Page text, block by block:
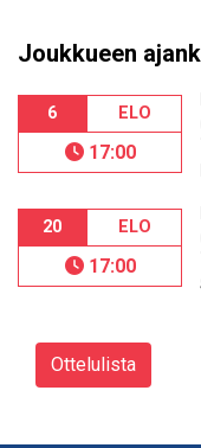
Joukkueen
6 ELO
17:00
20 ELO
17:00
Ottelulista